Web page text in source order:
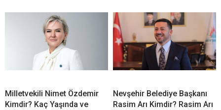
Milletvekili Nimet Özdemir
Kimdir? Kaç Yaşında ve
Nevşehir Belediye Başkanı
Rasim Arı Kimdir? Rasim Arı